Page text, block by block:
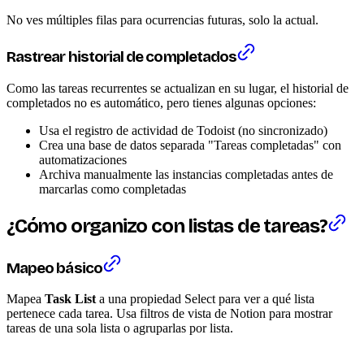
No ves múltiples filas para ocurrencias futuras, solo la actual.
Rastrear historial de completados
Como las tareas recurrentes se actualizan en su lugar, el historial de
completados no es automático, pero tienes algunas opciones:
Usa el registro de actividad de Todoist (no sincronizado)
Crea una base de datos separada "Tareas completadas" con
automatizaciones
Archiva manualmente las instancias completadas antes de
marcarlas como completadas
¿Cómo organizo con listas de tareas?
Mapeo básico
Mapea Task Lista una propiedad Select para ver a qué lista
pertenece cada tarea. Usa filtros de vista de Notion para mostrar
tareas de una sola lista o agruparlas por lista.